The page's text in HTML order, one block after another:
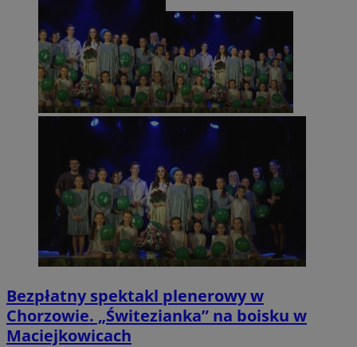
Bezpłatny spektakl plenerowy w
Chorzowie. „Świtezianka” na boisku w
Maciejkowicach